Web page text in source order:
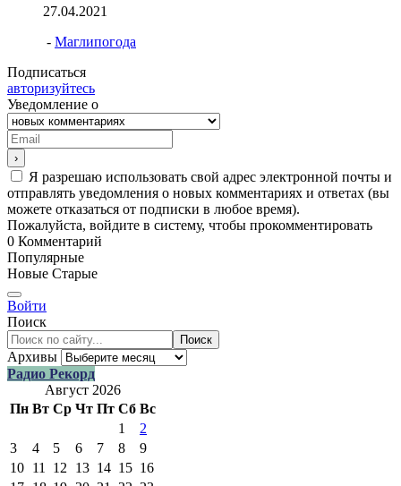
27.04.2021
- Маглипогода
Подписаться
авторизуйтесь
Уведомление о
Я разрешаю использовать свой адрес электронной почты и
отправлять уведомления о новых комментариях и ответах (вы
можете отказаться от подписки в любое время).
Пожалуйста, войдите в систему, чтобы прокомментировать
0 Комментарий
Популярные
Новые Старые
Войти
Поиск
Поиск
Архивы
Радио Рекорд
Август 2026
Пн Вт Ср Чт Пт Сб Вс
1
2
3
4 5 6 7 8
9
10 11 12 13 14 15 16